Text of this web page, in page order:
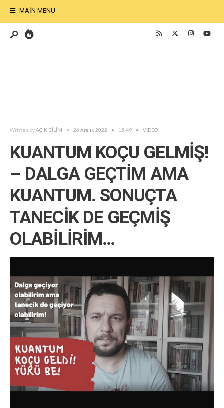
MAIN MENU
Written byAÇIK BİLİM • 26 Aralık 2022 • 15:49 • VİDEO
KUANTUM KOÇU GELMİŞ!
– DALGA GEÇTİM AMA
KUANTUM. SONUÇTA
TANECİK DE GEÇMİŞ
OLABİLİRİM…